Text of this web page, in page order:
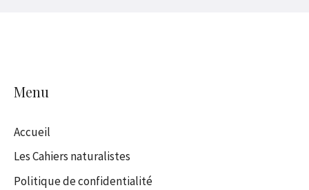
Menu
Accueil
Les Cahiers naturalistes
Politique de confidentialité